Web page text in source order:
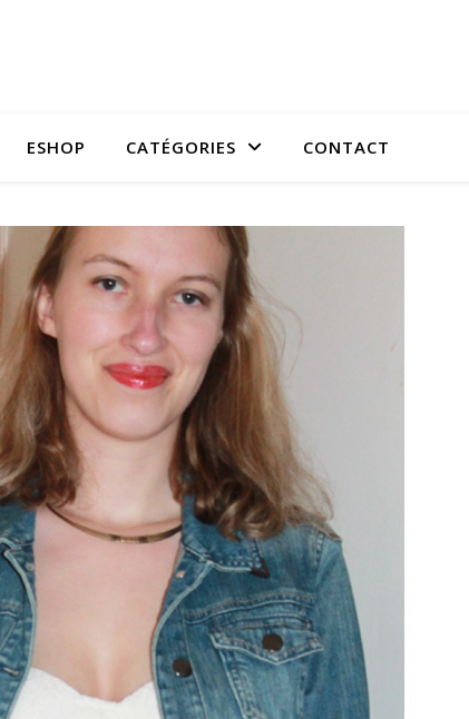
ESHOP CATÉGORIES CONTACT